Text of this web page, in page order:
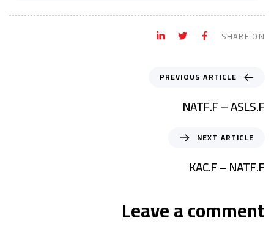
SHARE ON
PREVIOUS ARTICLE
NATF.F – ASLS.F
NEXT ARTICLE
KAC.F – NATF.F
Leave a comment